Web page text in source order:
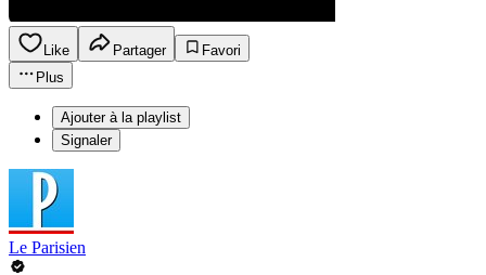
Like Partager
Favori
Plus
Ajouter à la playlist
Signaler
Le Parisien